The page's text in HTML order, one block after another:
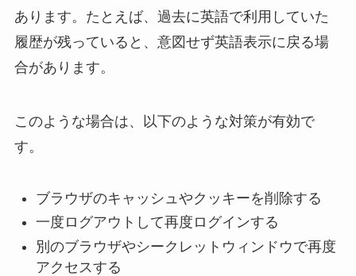
あります。たとえば、過去に英語で利用していた
履歴が残っていると、意図せず英語表示に戻る場
合があります。
このような場合は、以下のような対策が有効で
す。
ブラウザのキャッシュやクッキーを削除する
一度ログアウトして再度ログインする
別のブラウザやシークレットウィンドウで再度
アクセスする